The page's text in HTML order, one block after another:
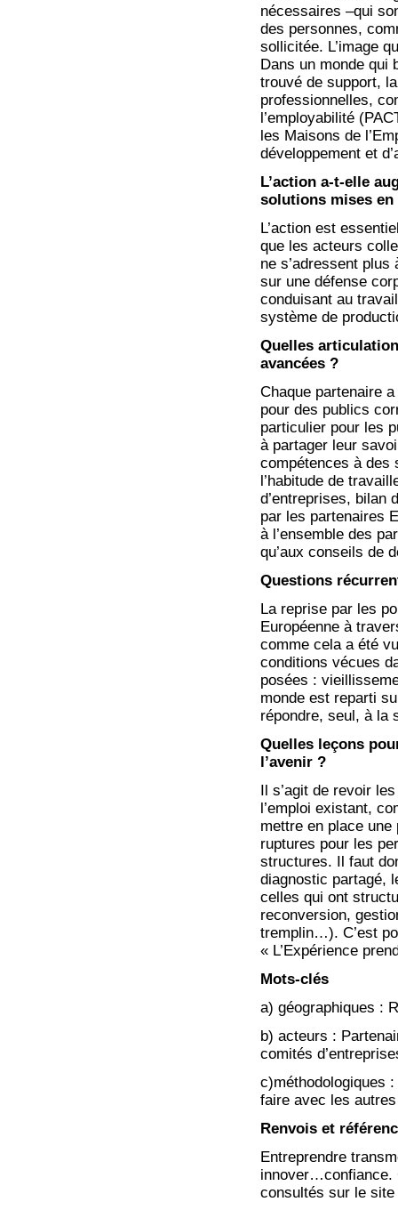
nécessaires –qui
des personnes,
sollicitée. L’image
Dans un monde qui
trouvé de support,
professionnelles,
l’employabilité
les Maisons de
développement et
L’action a-t-elle
solutions mises en
L’action est
que les acteurs
ne s’adressent
sur une défense
conduisant au
système de
Quelles
avancées ?
Chaque partenaire
pour des publics
particulier pour les
à partager leur
compétences à des
l’habitude de
d’entreprises,
par les partenaires
à l’ensemble des
qu’aux conseils de
Questions
La reprise par les
Européenne à
comme cela a été
conditions vécues
posées :
monde est reparti
répondre, seul, à la
Quelles leçons
l’avenir ?
Il s’agit de revoir
l’emploi existant,
mettre en place
ruptures pour les
structures. Il faut
diagnostic partagé,
celles qui ont
reconversion,
tremplin…). C’est
« L’Expérience
Mots-clés
a) géographiques :
b) acteurs :
comités
c)méthodologiques
faire avec les
Renvois et
Entreprendre
innover…confiance.
consultés sur le